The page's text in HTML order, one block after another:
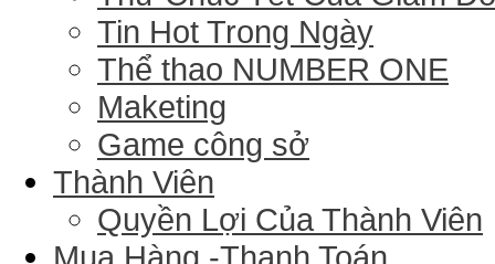
Tin Hot Trong Ngày
Thể thao NUMBER ONE
Maketing
Game công sở
Thành Viên
Quyền Lợi Của Thành Viên